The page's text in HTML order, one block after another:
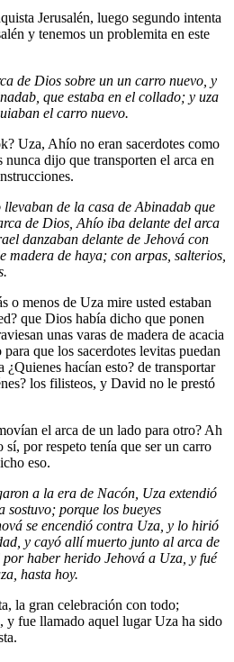
Jerusalén, luego segundo intenta
y tenemos un problemita en este
de Dios sobre un un carro nuevo, y
que estaba en el collado; y uza
el carro nuevo.
Uza, Ahío no eran sacerdotes como
dijo que transporten el arca en
de la casa de Abinadab que
de Dios, Ahío iba delante del arca
danzaban delante de Jehová con
madera de haya; con arpas, salterios,
o menos de Uza mire usted estaban
que Dios había dicho que ponen
unas varas de madera de acacia
que los sacerdotes levitas puedan
¿Quienes hacían esto? de transportar
los filisteos, y David no le prestó
el arca de un lado para otro? Ah
sí, por respeto tenía que ser un carro
eso.
a la era de Nacón, Uza extendió
porque los bueyes
se encendió contra Uza, y lo hirió
y cayó allí muerto junto al arca de
haber herido Jehová a Uza, y fué
hasta hoy.
la gran celebración con todo;
y fue llamado aquel lugar Uza ha sido